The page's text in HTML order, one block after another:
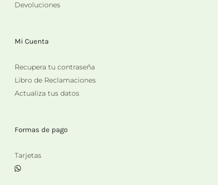
Devoluciones
Mi Cuenta
Recupera tu contraseña
Libro de Reclamaciones
Actualiza tus datos
Formas de pago
Tarjetas